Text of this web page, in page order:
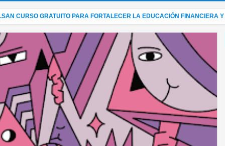
GRATUITO PARA FORTALECER LA EDUCACIÓN FINANCIERA Y LA